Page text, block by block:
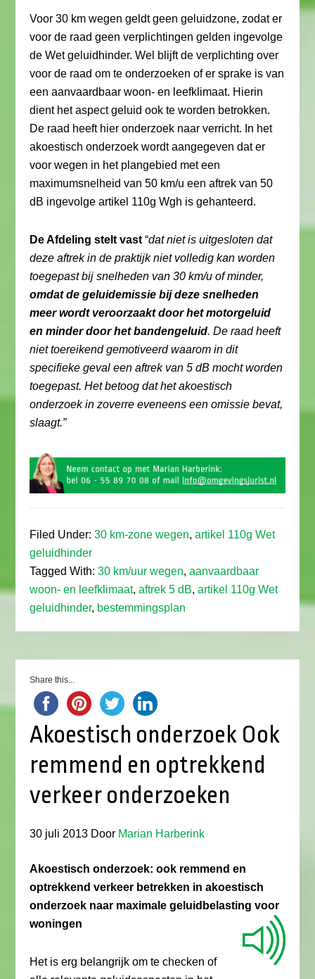
Voor 30 km wegen geldt geen geluidzone, zodat er
voor de raad geen verplichtingen gelden ingevolge
de Wet geluidhinder. Wel blijft de verplichting over
voor de raad om te onderzoeken of er sprake is van
een aanvaardbaar woon- en leefklimaat. Hierin
dient het aspect geluid ook te worden betrokken.
De raad heeft hier onderzoek naar verricht. In het
akoestisch onderzoek wordt aangegeven dat er
voor wegen in het plangebied met een
maximumsnelheid van 50 km/u een aftrek van 50
dB ingevolge artikel 110g Wgh is gehanteerd.
De Afdeling stelt vast “dat niet is uitgesloten dat
deze aftrek in de praktijk niet volledig kan worden
toegepast bij snelheden van 30 km/u of minder,
omdat de geluidemissie bij deze snelheden
meer wordt veroorzaakt door het motorgeluid
en minder door het bandengeluid. De raad heeft
niet toereikend gemotiveerd waarom in dit
specifieke geval een aftrek van 5 dB mocht worden
toegepast. Het betoog dat het akoestisch
onderzoek in zoverre eveneens een omissie bevat,
slaagt.”
Filed Under:30 km-zone wegen,artikel 110g Wet
geluidhinder
Tagged With:30 km/uur wegen,aanvaardbaar
woon- en leefklimaat,aftrek 5 dB,artikel 110g Wet
geluidhinder, bestemmingsplan
Share this...
Akoestisch onderzoek Ook
remmend en optrekkend
verkeer onderzoeken
30 juli 2013 Door Marian Harberink
Akoestisch onderzoek: ook remmend en
optrekkend verkeer betrekken in akoestisch
onderzoek naar maximale geluidbelasting voor
woningen
Het is erg belangrijk om te checken of